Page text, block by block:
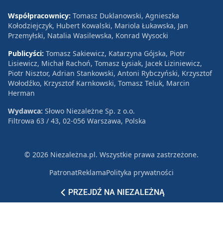
PRZEJDŹ NA NIEZALEŻNĄ
Współpracownicy: Tomasz Duklanowski, Agnieszka
Kołodziejczyk, Hubert Kowalski, Mariola Łukawska, Jan
Przemyłski, Natalia Wasilewska, Konrad Wysocki
Publicyści: Tomasz Sakiewicz, Katarzyna Gójska, Piotr
Lisiewicz, Michał Rachoń, Tomasz Łysiak, Jacek Liziniewicz,
Piotr Nisztor, Adrian Stankowski, Antoni Rybczyński, Krzysztof
Wołodźko, Krzysztof Karnkowski, Tomasz Teluk, Marcin
Herman
Wydawca: Słowo Niezależne Sp. z o.o.
Filtrowa 63 / 43, 02-056 Warszawa, Polska
© 2026 Niezależna.pl. Wszystkie prawa zastrzeżone.
PatronatReklamaPolityka prywatności